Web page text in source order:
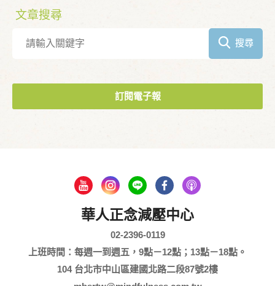
文章搜尋
搜尋
訂閱電子報
華人正念減壓中心
02-2396-0119
上班時間：每週一到週五，9點－12點；13點－18點。
104 台北市中山區建國北路二段87號2樓